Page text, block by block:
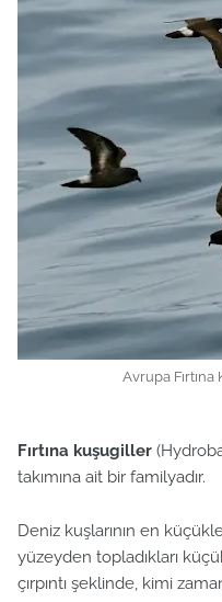
Avrupa Fırtına
Fırtına kuşugiller
takımına ait bir familyadır.
Deniz kuşlarının en
yüzeyden topladıkları
çırpıntı şeklinde, kimi